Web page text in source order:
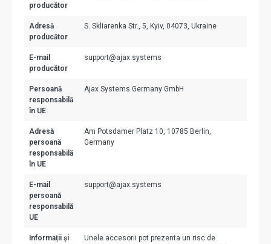
producător
Adresă
producător
S. Skliarenka Str., 5, Kyiv, 04073, Ukraine
E-mail
producător
support@ajax.systems
Persoană
responsabilă
în UE
Ajax Systems Germany GmbH
Adresă
persoană
responsabilă
în UE
Am Potsdamer Platz 10, 10785 Berlin,
Germany
E-mail
persoană
responsabilă
UE
support@ajax.systems
Informații și
Unele accesorii pot prezenta un risc de